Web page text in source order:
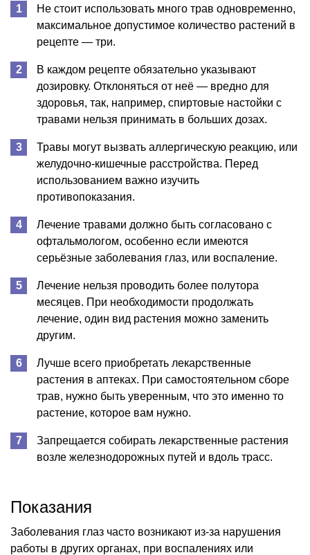
Не стоит использовать много трав одновременно,
максимальное допустимое количество растений в
рецепте — три.
В каждом рецепте обязательно указывают
дозировку. Отклоняться от неё — вредно для
здоровья, так, например, спиртовые настойки с
травами нельзя принимать в больших дозах.
Травы могут вызвать аллергическую реакцию, или
желудочно-кишечные расстройства. Перед
использованием важно изучить
противопоказания.
Лечение травами должно быть согласовано с
офтальмологом, особенно если имеются
серьёзные заболевания глаз, или воспаление.
Лечение нельзя проводить более полутора
месяцев. При необходимости продолжать
лечение, один вид растения можно заменить
другим.
Лучше всего приобретать лекарственные
растения в аптеках. При самостоятельном сборе
трав, нужно быть уверенным, что это именно то
растение, которое вам нужно.
Запрещается собирать лекарственные растения
возле железнодорожных путей и вдоль трасс.
Показания
Заболевания глаз часто возникают из-за нарушения
работы в других органах, при воспалениях или